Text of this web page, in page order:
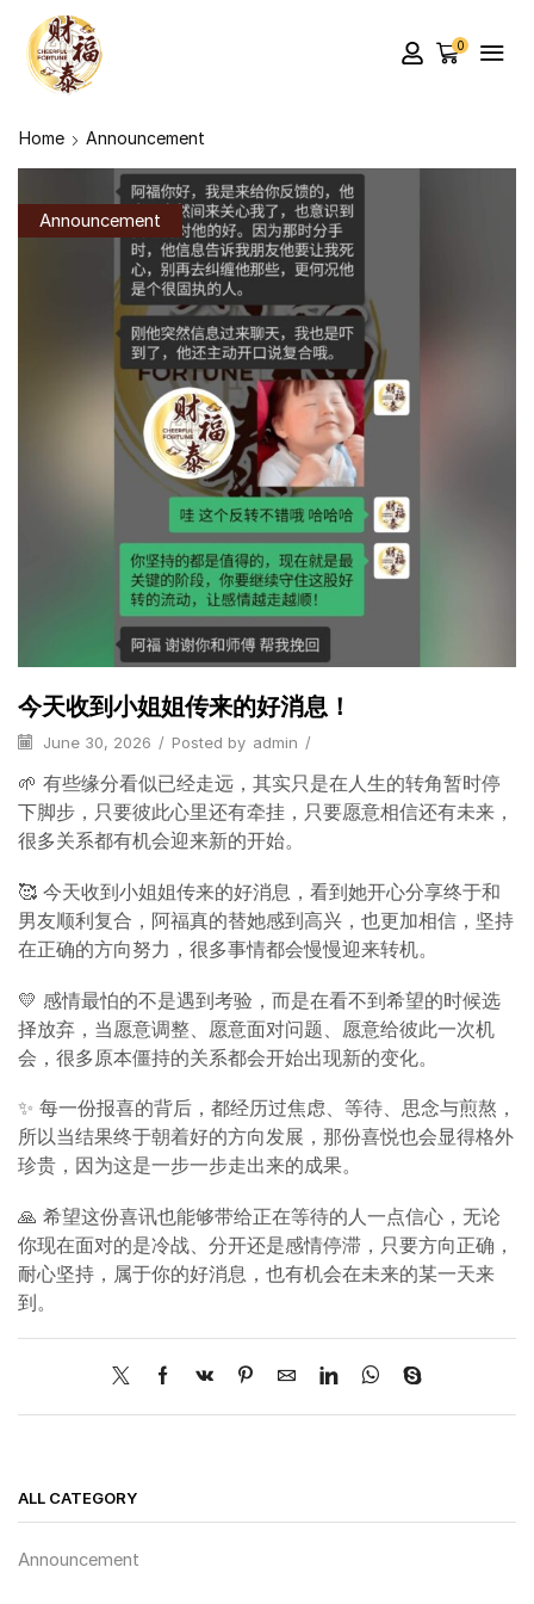
0
Home Announcement
Announcement
今天收到小姐姐传来的好消息！
June 30, 2026 / Posted by admin /
🌱 有些缘分看似已经走远，其实只是在人生的转角暂时停
下脚步，只要彼此心里还有牵挂，只要愿意相信还有未来，
很多关系都有机会迎来新的开始。
🥰 今天收到小姐姐传来的好消息，看到她开心分享终于和
男友顺利复合，阿福真的替她感到高兴，也更加相信，坚持
在正确的方向努力，很多事情都会慢慢迎来转机。
💛 感情最怕的不是遇到考验，而是在看不到希望的时候选
择放弃，当愿意调整、愿意面对问题、愿意给彼此一次机
会，很多原本僵持的关系都会开始出现新的变化。
✨ 每一份报喜的背后，都经历过焦虑、等待、思念与煎熬，
所以当结果终于朝着好的方向发展，那份喜悦也会显得格外
珍贵，因为这是一步一步走出来的成果。
🙏 希望这份喜讯也能够带给正在等待的人一点信心，无论
你现在面对的是冷战、分开还是感情停滞，只要方向正确，
耐心坚持，属于你的好消息，也有机会在未来的某一天来
到。
ALL CATEGORY
Announcement